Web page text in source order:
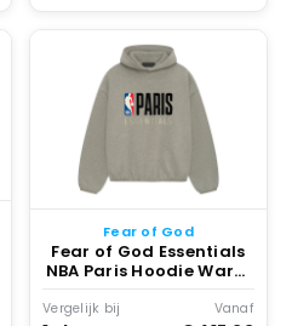
Fear of God
Fear of God Essentials
NBA Paris Hoodie Warm
Heather
Vergelijk bij Vanaf